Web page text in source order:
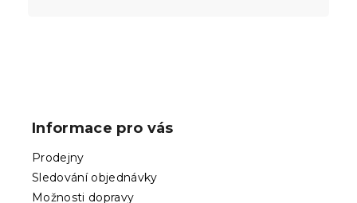
Informace pro vás
Prodejny
Sledování objednávky
Možnosti dopravy